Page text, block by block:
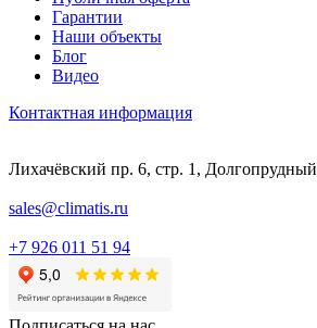
Гарантии
Наши объекты
Блог
Видео
Контактная информация
Лихачёвский пр. 6, стр. 1, Долгопрудный
sales@climatis.ru
+7 926 011 51 94